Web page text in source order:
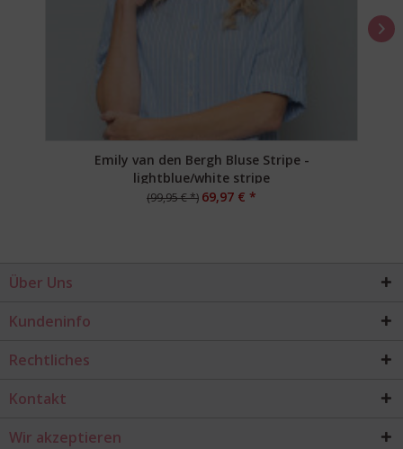
Emily van den Bergh Bluse Stripe -
lightblue/white stripe
(99,95 € *) 69,97 € *
Über Uns
Kundeninfo
Rechtliches
Kontakt
Wir akzeptieren